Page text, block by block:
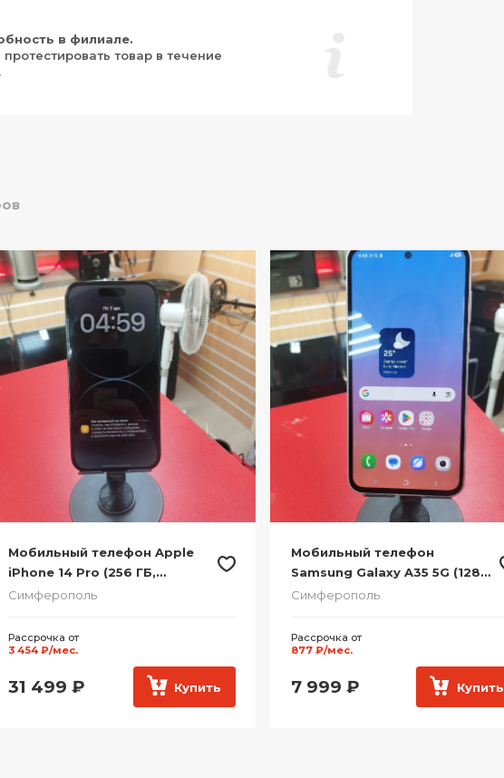
в филиале.
товар в течение
Мобильный телефон Apple
iPhone 14 Pro (256 ГБ,
Серебристый)
Симферополь
Рассрочка от
3 454 ₽/мес.
31 499 ₽ Купить
Мобильный телефон
Samsung Galaxy A35 5G (128
ГБ, Розовый)
Симферополь
Рассрочка от
877 ₽/мес.
7 999 ₽ Купить